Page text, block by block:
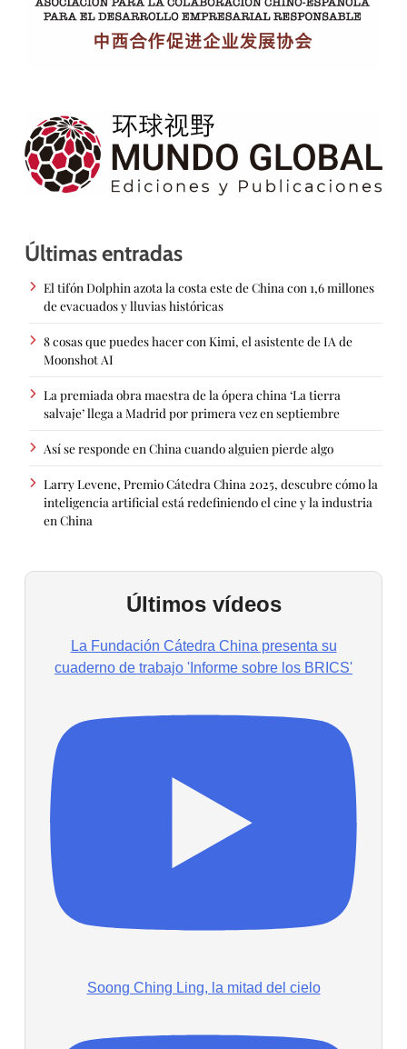
Últimas entradas
El tifón Dolphin azota la costa este de China con 1,6 millones
de evacuados y lluvias históricas
8 cosas que puedes hacer con Kimi, el asistente de IA de
Moonshot AI
La premiada obra maestra de la ópera china ‘La tierra
salvaje’ llega a Madrid por primera vez en septiembre
Así se responde en China cuando alguien pierde algo
Larry Levene, Premio Cátedra China 2025, descubre cómo la
inteligencia artificial está redefiniendo el cine y la industria
en China
Últimos vídeos
La Fundación Cátedra China presenta su
cuaderno de trabajo 'Informe sobre los BRICS'
Soong Ching Ling, la mitad del cielo